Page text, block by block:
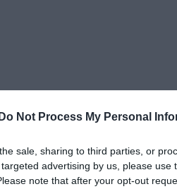
Do Not Process My Personal
sale, sharing to third parties, or
advertising by us, please use
note that after your opt-out